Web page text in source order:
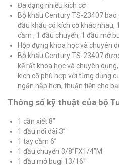
Đa dạng nhiều kích cỡ
Bộ khẩu Century TS-23407
đầu khẩu có kích cỡ khác nhau,
cầm , 1 đầu chuyển, 1 đầu mở
Hộp đựng khoa học và chuyên
Bộ khẩu Century TS-23407
kế rất khoa học và chuyên
kích cỡ phù hợp với từng dụng
ngăn nắp hơn, thuận tiện cho
Thông số kỹ thuật của bộ
1 cần xiết 8”
1 đầu nối dài 3”
1 tay cầm 6”
1 đầu chuyển 3/8”FX1/4”M
1 đầu mở bugi 13/16″